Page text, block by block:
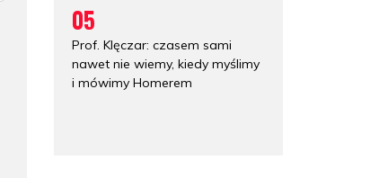
05
Prof. Klęczar: czasem sami
nawet nie wiemy, kiedy myślimy
i mówimy Homerem